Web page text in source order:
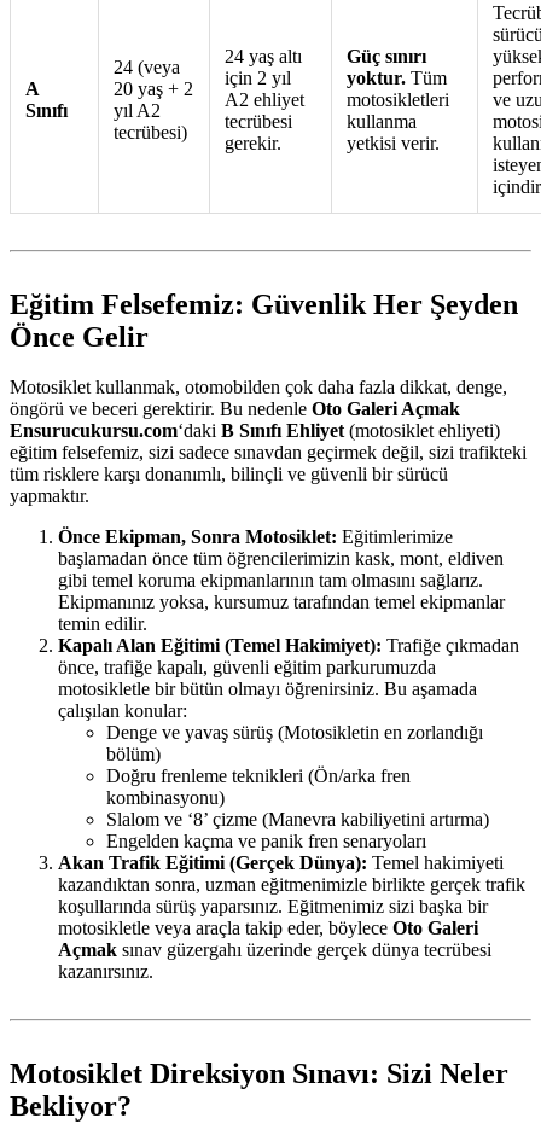
A
Sınıfı
24 (veya
20 yaş + 2
yıl A2
tecrübesi)
24 yaş altı
için 2 yıl
A2 ehliyet
tecrübesi
gerekir.
Güç sınırı
yoktur. Tüm
motosikletleri
kullanma
yetkisi verir.
ve
Eğitim Felsefemiz: Güvenlik Her Şeyden
Önce Gelir
Motosiklet kullanmak, otomobilden çok daha fazla dikkat, denge,
öngörü ve beceri gerektirir. Bu nedenle Oto Galeri Açmak
Ensurucukursu.com‘daki B Sınıfı Ehliyet(motosiklet ehliyeti)
eğitim felsefemiz, sizi sadece sınavdan geçirmek değil, sizi trafikteki
tüm risklere karşı donanımlı, bilinçli ve güvenli bir sürücü
yapmaktır.
Önce Ekipman, Sonra Motosiklet: Eğitimlerimize
başlamadan önce tüm öğrencilerimizin kask, mont, eldiven
gibi temel koruma ekipmanlarının tam olmasını sağlarız.
Ekipmanınız yoksa, kursumuz tarafından temel ekipmanlar
temin edilir.
Kapalı Alan Eğitimi (Temel Hakimiyet): Trafiğe çıkmadan
önce, trafiğe kapalı, güvenli eğitim parkurumuzda
motosikletle bir bütün olmayı öğrenirsiniz. Bu aşamada
çalışılan konular:
Denge ve yavaş sürüş (Motosikletin en zorlandığı
bölüm)
Doğru frenleme teknikleri (Ön/arka fren
kombinasyonu)
Slalom ve ‘8’ çizme (Manevra kabiliyetini artırma)
Engelden kaçma ve panik fren senaryoları
Akan Trafik Eğitimi (Gerçek Dünya): Temel hakimiyeti
kazandıktan sonra, uzman eğitmenimizle birlikte gerçek trafik
koşullarında sürüş yaparsınız. Eğitmenimiz sizi başka bir
motosikletle veya araçla takip eder, böylece Oto Galeri
Açmak sınav güzergahı üzerinde gerçek dünya tecrübesi
kazanırsınız.
Motosiklet Direksiyon Sınavı: Sizi Neler
Bekliyor?